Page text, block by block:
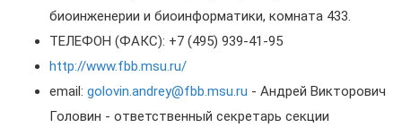
биоинженерии и биоинформатики, комната 433.
ТЕЛЕФОН (ФАКС): +7 (495) 939-41-95
http://www.fbb.msu.ru/
email: golovin.andrey@fbb.msu.ru - Андрей Викторович
Головин - ответственный секретарь секции